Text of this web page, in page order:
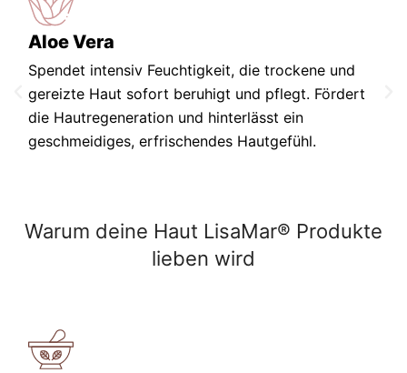
Aloe Vera
Spendet intensiv Feuchtigkeit, die trockene und
gereizte Haut sofort beruhigt und pflegt. Fördert
die Hautregeneration und hinterlässt ein
geschmeidiges, erfrischendes Hautgefühl.
Warum deine Haut LisaMar® Produkte
lieben wird